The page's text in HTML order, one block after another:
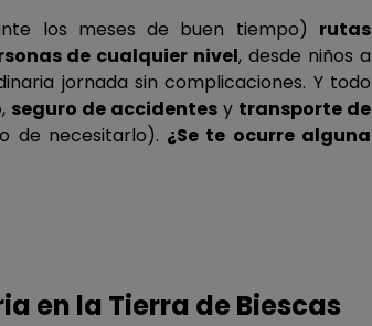
los meses de buen tiempo) rutas
de cualquier nivel, desde niños a
jornada sin complicaciones. Y todo
, seguro de accidentes y transporte de
de necesitarlo). ¿Se te ocurre alguna
en la Tierra de Biescas